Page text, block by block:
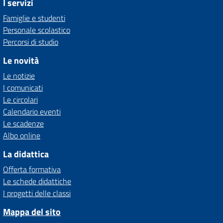
I servizi
Famiglie e studenti
Personale scolastico
Percorsi di studio
Le novità
Le notizie
I comunicati
Le circolari
Calendario eventi
Le scadenze
Albo online
La didattica
Offerta formativa
Le schede didattiche
I progetti delle classi
Mappa del sito